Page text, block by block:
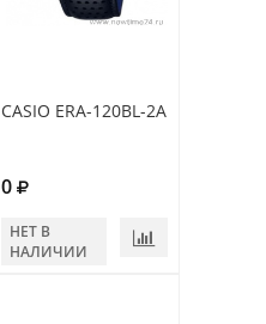
CASIO ERA-120BL-2A
0
НЕТ В
НАЛИЧИИ